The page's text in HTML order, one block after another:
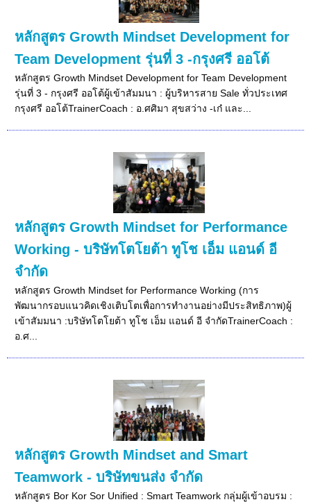
หลักสูตร Growth Mindset Development for
Team Development รุ่นที่ 3 -กรุงศรี ออโต้
หลักสูตร Growth Mindset Development for Team Development
รุ่นที่ 3 - กรุงศรี ออโต้ผู้เข้าสัมมนา : ผู้บริหารสาย Sale ทั่วประเทศ
กรุงศรี ออโต้TrainerCoach : อ.ศศิมา สุขสว่าง -เก๋ และ...
หลักสูตร Growth Mindset for Performance
Working - บริษัทโตโยต้า ทูโช เอ็ม แอนด์ อี
จำกัด
หลักสูตร Growth Mindset for Performance Working (การ
พัฒนากรอบแนวคิดเชิงเติบโตเพื่อการทำงานอย่างมีประสิทธิภาพ)ผู้
เข้าสัมมนา :บริษัทโตโยต้า ทูโช เอ็ม แอนด์ อี จำกัดTrainerCoach :
อ.ศ...
หลักสูตร Growth Mindset and Smart
Teamwork - บริษัทขนส่ง จำกัด
หลักสูตร Bor Kor Sor Unified : Smart Teamwork กลุ่มผู้เข้าอบรม :